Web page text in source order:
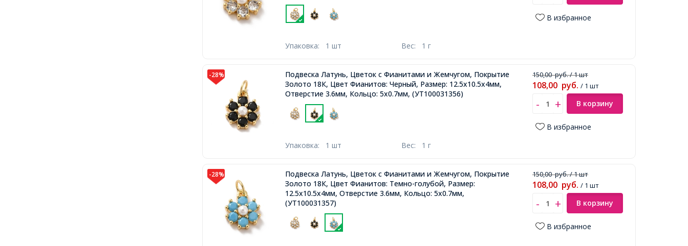
Упаковка: 1 шт Вес: 1 г
В избранное
-28%
Подвеска Латунь, Цветок с Фианитами и Жемчугом, Покрытие
Золото 18К, Цвет Фианитов: Черный, Размер: 12.5х10.5х4мм,
Отверстие 3.6мм, Кольцо: 5х0.7мм, (УТ100031356)
Упаковка: 1 шт Вес: 1 г
150,00руб./ 1 шт
108,00 руб. / 1 шт
В корзину
В избранное
-28%
Подвеска Латунь, Цветок с Фианитами и Жемчугом, Покрытие
Золото 18К, Цвет Фианитов: Темно-голубой, Размер:
12.5х10.5х4мм, Отверстие 3.6мм, Кольцо: 5х0.7мм,
(УТ100031357)
150,00руб./ 1 шт
108,00 руб. / 1 шт
В корзину
В избранное